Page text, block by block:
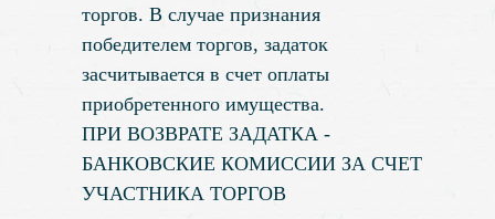
торгов. В случае признания
победителем торгов, задаток
засчитывается в счет оплаты
приобретенного имущества.
ПРИ ВОЗВРАТЕ ЗАДАТКА -
БАНКОВСКИЕ КОМИССИИ ЗА СЧЕТ
УЧАСТНИКА ТОРГОВ